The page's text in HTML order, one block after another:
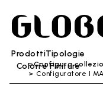
ProdottiTipologie
Colori e Finiture
Configura
Configuratore I